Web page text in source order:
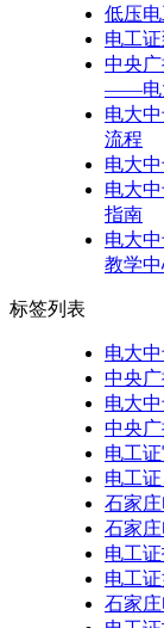
低压
电工
中央
——电
电大
流程
电大
电大
指南
电大
教学
标签列表
电大
中央
电大
中央
电工
电工证
石家
石家
电工
电工
石家